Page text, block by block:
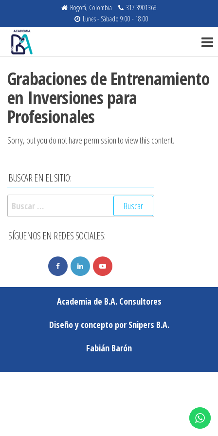
contenido
Bogotá, Colombia
317 3901368
Lunes - Sábado 9:00 - 18:00
de B.A.
Consultores
Auditoría
Impuestos
Grabaciones de Entrenamiento
en Inversiones para
Profesionales
Sorry, but you do not have permission to view this content.
BUSCAR EN EL SITIO:
Buscar:
SÍGUENOS EN REDES SOCIALES:
Academia de B.A. Consultores
Diseño y concepto por Snipers B.A.
Fabián Barón